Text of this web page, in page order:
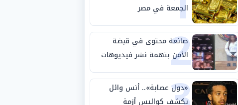
الجمعة في مصر
2
صانعة محتوى في قبضة
الأمن بتهمة نشر فيديوهات
خادشة للحياء
«دول عصابة».. أنس وائل
يكشف كواليس أزمة